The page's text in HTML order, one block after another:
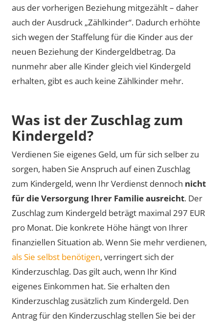
aus der vorherigen Beziehung mitgezählt – daher
auch der Ausdruck „Zählkinder“. Dadurch erhöhte
sich wegen der Staffelung für die Kinder aus der
neuen Beziehung der Kindergeldbetrag. Da
nunmehr aber alle Kinder gleich viel Kindergeld
erhalten, gibt es auch keine Zählkinder mehr.
Was ist der Zu­schlag zum
Kin­der­geld?
Verdienen Sie eigenes Geld, um für sich selber zu
sorgen, haben Sie Anspruch auf einen Zuschlag
zum Kindergeld, wenn Ihr Verdienst dennoch nicht
für die Versorgung Ihrer Familie ausreicht. Der
Zuschlag zum Kindergeld beträgt maximal 297 EUR
pro Monat. Die konkrete Höhe hängt von Ihrer
finanziellen Situation ab. Wenn Sie mehr verdienen,
als Sie selbst benötigen, verringert sich der
Kinderzuschlag. Das gilt auch, wenn Ihr Kind
eigenes Einkommen hat. Sie erhalten den
Kinderzuschlag zusätzlich zum Kindergeld. Den
Antrag für den Kinderzuschlag stellen Sie bei der